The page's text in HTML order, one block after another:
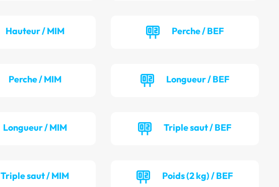
Hauteur / MIM Perche / BEF
Perche / MIM Longueur / BEF
Longueur / MIM Triple saut / BEF
Triple saut / MIM Poids (2 kg) / BEF